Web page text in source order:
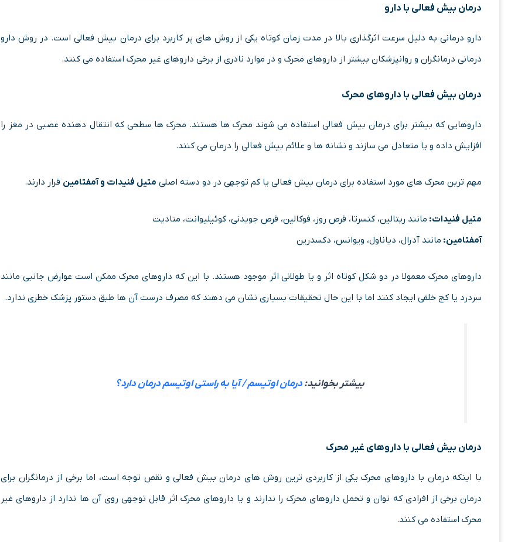
درمان بیش فعالی با دارو
دارو درمانی به دلیل سرعت اثرگذاری بالا در مدت زمان کوتاه یکی از روش های پر کاربرد برای درمان بیش فعالی است. در روش دارو
درمانی درمانگران و روانپزشکان بیشتر از داروهای محرک و در موارد نادری از برخی داروهای غیر محرک استفاده می کنند.
درمان بیش فعالی با داروهای محرک
داروهایی که بیشتر برای درمان بیش فعالی استفاده می شوند محرک ها هستند. محرک ها سطحی که انتقال دهنده عصبی در مغز را
افزایش داده و یا متعادل می سازند و نشانه ها و علائم بیش فعالی را درمان می کنند.
مهم ­‌ترین محرک­‌ های مورد استفاده برای درمان بیش­­ فعالی یا کم ­توجهی در دو دسته اصلی متیل­ فنیدات و آمفتامین قرار دارند.
متیل ­فنیدات: مانند ریتالین، کنسرتا، قرص روز، فوکالین، قرص جویدنی، کوئیلیوانت، متادیت
آمفتامین: مانند آدرال، دیاناول، ویوانس، دکسدرین
داروهای محرک معمولا در دو شکل کوتاه اثر و یا طولانی اثر موجود هستند. با این که داروهای محرک ممکن است عوارض جانبی مانند
سردرد یا کج­ خلقی ایجاد کنند اما با این حال تحقیقات بسیاری نشان می‌­ دهند که مصرف درست آن ها طبق دستور پزشک خطری ندارد.
بیشتر بخوانید:درمان اوتیسم / آیا به راستی اوتیسم درمان دارد؟
درمان بیش فعالی با داروهای غیر محرک
با اینکه درمان با داروهای محرک یکی از کاربردی ترین روش های درمان بیش فعالی و نقص توجه است، اما برخی از درمانگران برای
درمان برخی از افرادی که توان و تحمل داروهای محرک را ندارند و یا داروهای محرک اثر قابل توجهی روی آن ها ندارد از داروهای غیر
محرک استفاده می کنند.